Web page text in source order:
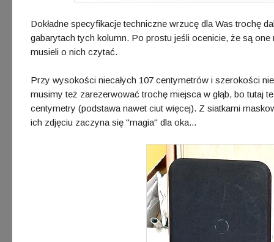
Dokładne specyfikacje techniczne wrzucę dla Was trochę
gabarytach tych kolumn. Po prostu jeśli ocenicie, że są
musieli o nich czytać.
Przy wysokości niecałych 107 centymetrów i szerokości
musimy też zarezerwować trochę miejsca w głąb, bo tutaj
centymetry (podstawa nawet ciut więcej). Z siatkami
ich zdjęciu zaczyna się "magia" dla oka...